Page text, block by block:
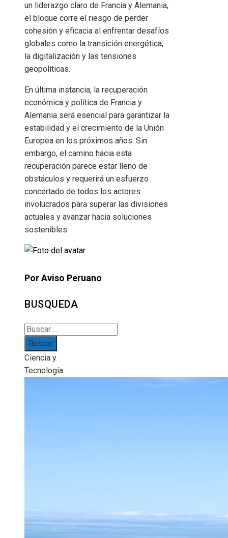
un liderazgo claro de Francia y Alemania,
el bloque corre el riesgo de perder
cohesión y eficacia al enfrentar desafíos
globales como la transición energética,
la digitalización y las tensiones
geopolíticas.
En última instancia, la recuperación
económica y política de Francia y
Alemania será esencial para garantizar la
estabilidad y el crecimiento de la Unión
Europea en los próximos años. Sin
embargo, el camino hacia esta
recuperación parece estar lleno de
obstáculos y requerirá un esfuerzo
concertado de todos los actores
involucrados para superar las divisiones
actuales y avanzar hacia soluciones
sostenibles.
Por Aviso Peruano
BUSQUEDA
Buscar:
Ciencia y
Tecnología